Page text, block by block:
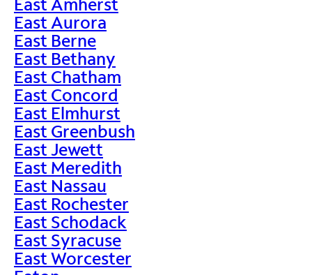
East Aurora
East Berne
East Bethany
East Chatham
East Concord
East Elmhurst
East Greenbush
East Jewett
East Meredith
East Nassau
East Rochester
East Schodack
East Syracuse
East Worcester